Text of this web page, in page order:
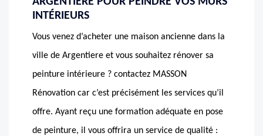
INTÉRIEURS
Vous venez d’acheter une maison ancienne dans la
ville de Argentiere et vous souhaitez rénover sa
peinture intérieure ? contactez MASSON
Rénovation car c’est précisément les services qu’il
offre. Ayant reçu une formation adéquate en pose
de peinture, il vous offrira un service de qualité :